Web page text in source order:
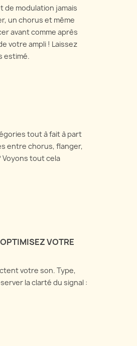
de modulation jamais
un chorus et même
avant comme après
votre ampli ! Laissez
estimé.
tout à fait à part
entre chorus, flanger,
Voyons tout cela
VOTRE
votre son. Type,
la clarté du signal :